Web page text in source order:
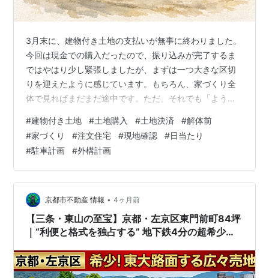
3月末に、建物付き土地の支払いが無事に終わりました。
今回は現金での購入だったので、振り込みが完了するま
ではやはり少し緊張しましたが、まずは一つ大きな区切
りを迎えたように感じています。もちろん、家づくり全
体で見ればまだまだ途中です。ただ、それでも「ようや
た土地には、解体前の既存建物がまだ残っています。最
初は、更地になったほうが新居のイメージはしやすいの
ではないかと思っていました。 ただ、実際に現地を見て
みると、そう単純でもありませんでした。むしろ今は、
建物が残っているからこそ確認できることがあると感じ
ています。 今回は、建物付き土地の支払いを…
#建物付き土地 #土地購入 #土地決済 #解体前
#家づくり #注文住宅 #現地確認 #日当たり
#駐車計画 #外構計画
京都市不動産 情報 • 4ヶ月前
【三条・東山の至宝】京都・左京区東門前町84坪
｜“利便と格式を独占する” 地下鉄4分の超希少土